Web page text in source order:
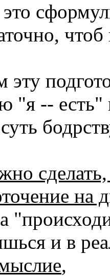
чтоб
"я -- есть"
на
и в
,